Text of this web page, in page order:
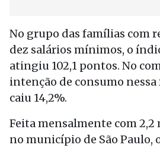
No grupo das famílias com
dez salários mínimos, o
atingiu 102,1 pontos. No
intenção de consumo
caiu 14,2%.
Feita mensalmente com
no município de São Paulo,